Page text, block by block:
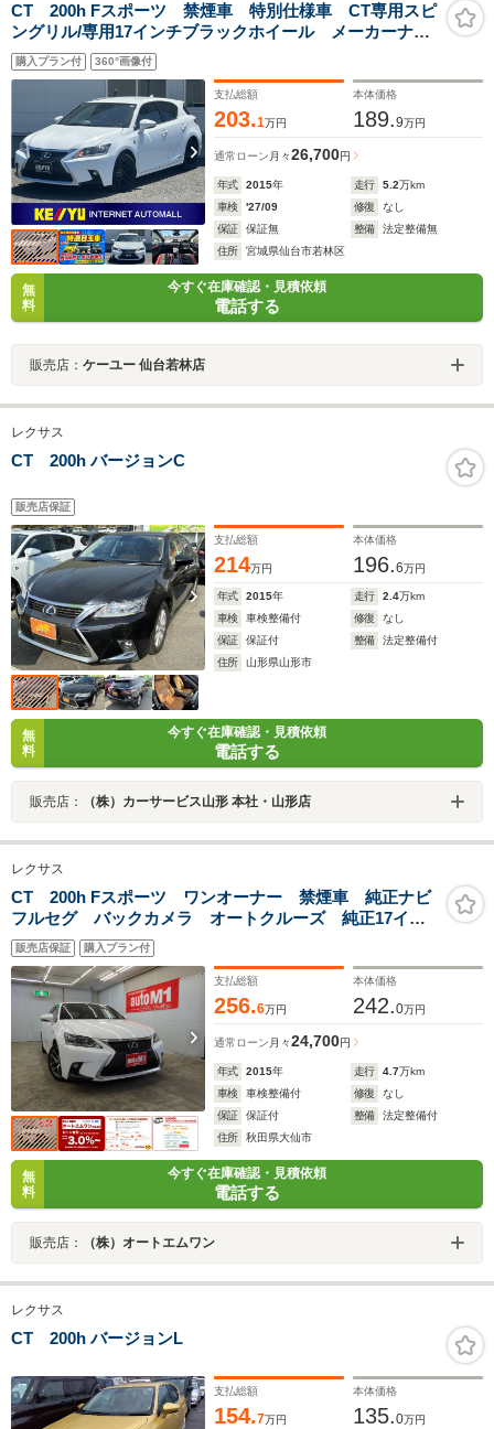
CT 200h Fスポーツ 禁煙車 特別仕様車 CT専用スピ
ングリル/専用17インチブラックホイール メーカーナビ
&フルセグTV&Bluetooth&バックカメラ クルーズコン
トロール シートヒーター コーナーセンサー
購入プラン付 360°画像付
支払総額
203.1万円
本体価格
189.9万円
通常ローン 月々26,700円
年式 2015年 走行 5.2万km
車検
'27/09 修復
なし
保証
保証無 整備
法定整備無
住所
宮城県仙台市若林区
無
料
今すぐ在庫確認・見積依頼
電話する
販売店： ケーユー 仙台若林店
レクサス
CT 200h バージョンC
販売店保証
支払総額
214万円
本体価格
196.6万円
年式 2015年 走行 2.4万km
車検
車検整備付 修復
なし
保証
保証付 整備
法定整備付
住所
山形県山形市
無
料
今すぐ在庫確認・見積依頼
電話する
販売店： （株）カーサービス山形 本社・山形店
レクサス
CT 200h Fスポーツ ワンオーナー 禁煙車 純正ナビ
フルセグ バックカメラ オートクルーズ 純正17イン
チAW LEDヘッドライト LEDフォグランプ 純正フロ
アマット パドルシフト スマートキー2個 F左右シー
トヒーター 横滑り防止
販売店保証 購入プラン付
支払総額
256.6万円
本体価格
242.0万円
通常ローン 月々24,700円
年式 2015年 走行 4.7万km
車検
車検整備付 修復
なし
保証
保証付 整備
法定整備付
住所
秋田県大仙市
無
料
今すぐ在庫確認・見積依頼
電話する
販売店： （株）オートエムワン
レクサス
CT 200h バージョンL
支払総額
154.7万円
本体価格
135.0万円